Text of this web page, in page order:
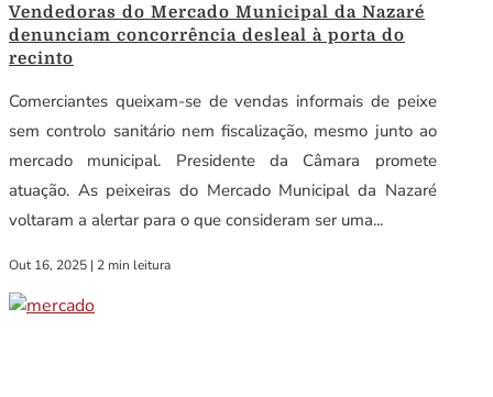
Vendedoras do Mercado Municipal da Nazaré
denunciam concorrência desleal à porta do
recinto
Comerciantes queixam-se de vendas informais de peixe
sem controlo sanitário nem fiscalização, mesmo junto ao
mercado municipal. Presidente da Câmara promete
atuação. As peixeiras do Mercado Municipal da Nazaré
voltaram a alertar para o que consideram ser uma...
Out 16, 2025 | 2 min leitura